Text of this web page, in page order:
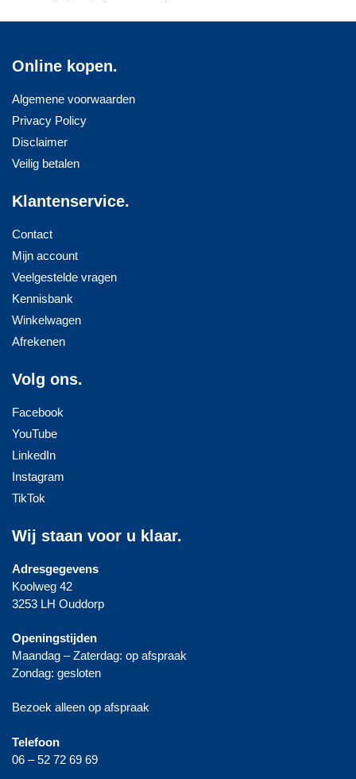
Online kopen.
Algemene voorwaarden
Privacy Policy
Disclaimer
Veilig betalen
Klantenservice.
Contact
Mijn account
Veelgestelde vragen
Kennisbank
Winkelwagen
Afrekenen
Volg ons.
Facebook
YouTube
LinkedIn
Instagram
TikTok
Wij staan voor u klaar.
Adresgegevens
Koolweg 42
3253 LH Ouddorp
Openingstijden
Maandag – Zaterdag: op afspraak
Zondag: gesloten
Bezoek alleen op afspraak
Telefoon
06 – 52 72 69 69